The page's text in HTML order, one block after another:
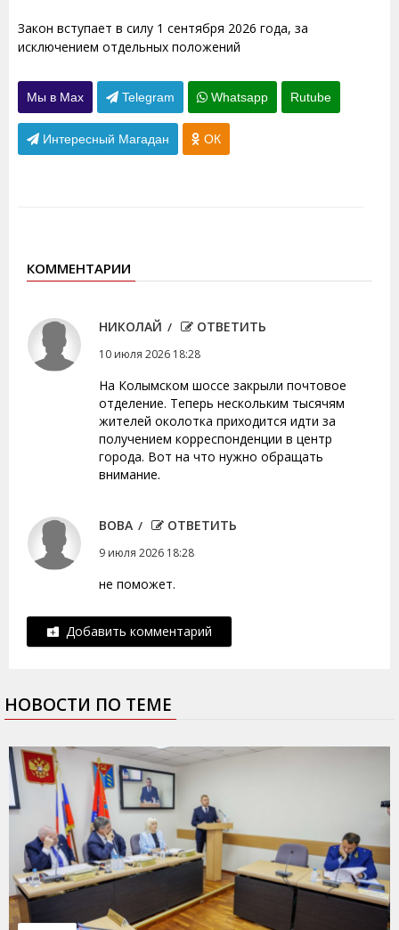
Закон вступает в силу 1 сентября 2026 года, за
исключением отдельных положений
Мы в Max Telegram Whatsapp Rutube
Интересный Магадан ОК
КОММЕНТАРИИ
НИКОЛАЙ ОТВЕТИТЬ
10 июля 2026 18:28
На Колымском шоссе закрыли почтовое
отделение. Теперь нескольким тысячям
жителей околотка приходится идти за
получением корреспонденции в центр
города. Вот на что нужно обращать
внимание.
ВОВА ОТВЕТИТЬ
9 июля 2026 18:28
не поможет.
Добавить комментарий
НОВОСТИ ПО ТЕМЕ